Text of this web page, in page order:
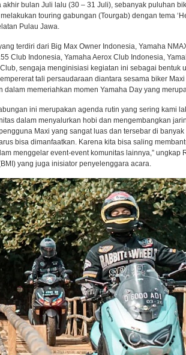
akhir bulan Juli lalu (30 – 31 Juli), sebanyak puluhan
touring gabungan (Tourgab) dengan tema
Pulau Jawa.
terdiri dari Big Max Owner Indonesia, Yamaha
Club Indonesia, Yamaha Aerox Club Indonesia,
sengaja menginisiasi kegiatan ini sebagai bentuk
tali persaudaraan diantara sesama biker
dalam memeriahkan momen Yamaha Day yang
ini merupakan agenda rutin yang sering kami
dalam menyalurkan hobi dan mengembangkan
Maxi yang sangat luas dan tersebar di
bisa dimanfaatkan. Karena kita bisa saling
menggelar event-event komunitas lainnya,” ungkap
yang juga inisiator penyelenggara acara.